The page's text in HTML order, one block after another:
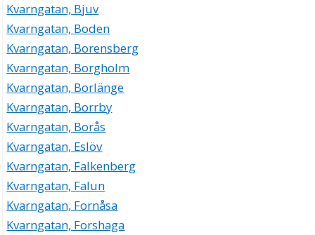
Kvarngatan, Bjuv
Kvarngatan, Boden
Kvarngatan, Borensberg
Kvarngatan, Borgholm
Kvarngatan, Borlänge
Kvarngatan, Borrby
Kvarngatan, Borås
Kvarngatan, Eslöv
Kvarngatan, Falkenberg
Kvarngatan, Falun
Kvarngatan, Fornåsa
Kvarngatan, Forshaga